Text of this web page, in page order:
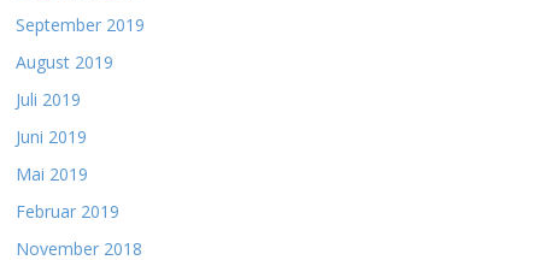
September 2019
August 2019
Juli 2019
Juni 2019
Mai 2019
Februar 2019
November 2018